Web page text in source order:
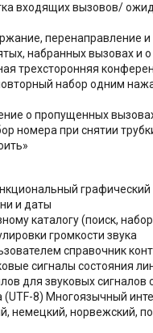
входящих вызовов/
перенаправление и
набранных вызовах и
трехсторонняя
набор одним
о пропущенных
номера при снятии
графический
и даты
каталогу (поиск,
громкости звука
справочник
сигналы состояния
для звуковых сигналов
8) Многоязычный
немецкий, норвежский,